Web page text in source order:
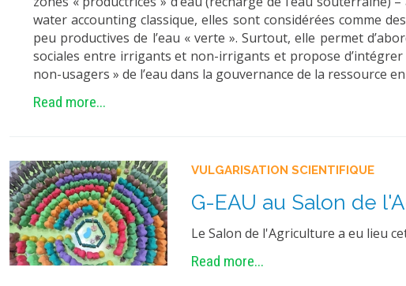
water accounting classique, elles sont considérées comme
peu productives de l’eau « verte ». Surtout, elle permet
sociales entre irrigants et non-irrigants et propose d’intégrer
non-usagers » de l’eau dans la gouvernance de la ressource
Read more...
VULGARISATION SCIENTIFIQUE
G-EAU au Salon de
Le Salon de l'Agriculture a eu lieu
Read more...